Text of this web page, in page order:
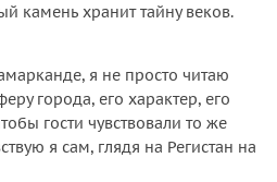
камень хранит тайну веков.
я не просто читаю
города, его характер, его
гости чувствовали то же
я сам, глядя на Регистан на